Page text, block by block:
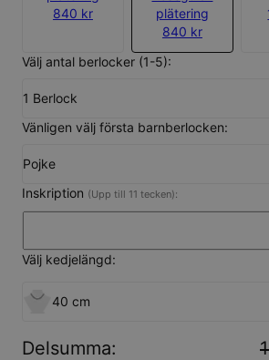
840 kr
plätering
840 kr
Välj antal berlocker (1-5):
1 Berlock
Vänligen välj första barnberlocken:
Pojke
Inskription (Upp till 11 tecken):
Välj kedjelängd:
40 cm
Delsumma: